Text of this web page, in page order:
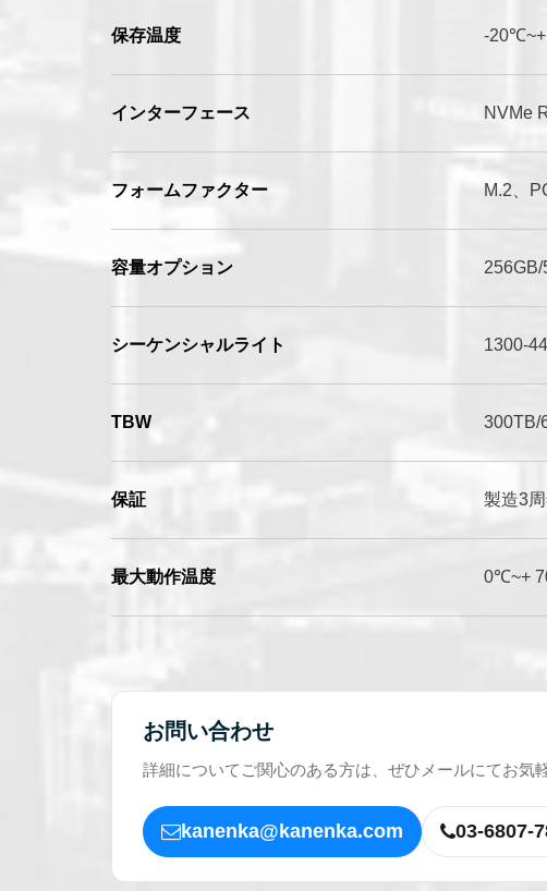
保存温度 -
インターフェース NVMe
フォームファクター M.2、
容量オプション
シーケンシャルライト 1300-
TBW 300TB/
保証 製造3
最大動作温度 0℃~+
お問い合わせ
詳細についてご関心のある方は、ぜひメールにてお気
kanenka@kanenka.com 03-6807-